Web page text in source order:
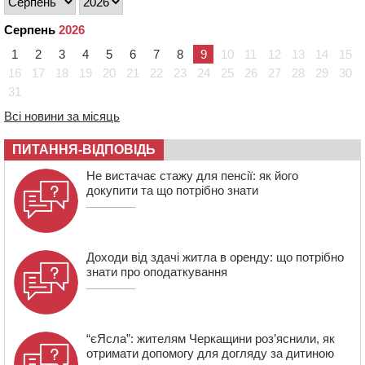
19:34 На Уманщині суд припинив право оренди земельних
ділянок, незаконно переданих іноземцем
19:00
Вихователька з Черкас і дві педагогині з області
стали фіналістками Global Teacher Prize Ukraine 2026
18:23
віку
17:48 “Це страшна несправедливість”: мати хворого на
СМА 13-річного хлопця із Драбівщини просить
ОВА виділити кошти на дороговартісні ліки
17:15
На Уманщині судитимуть колишню очільницю відділу
освіти через закупівлю електрики за завищеною
ціною
Серпень 2026
1
2 3 4 5 6 7 8 9 10 11 12 13 14
15
16
17 18 19 20 21 22 23 24 25 26 27 28 29
30
31
Всі новини за місяць
ПИТАННЯ-ВІДПОВІДЬ
Не вистачає стажу для пенсії: як його
докупити та що потрібно знати
Доходи від здачі житла в оренду: що потрібно
знати про оподаткування
“єЯсла”: жителям Черкащини роз’яснили, як
отримати допомогу для догляду за дитиною